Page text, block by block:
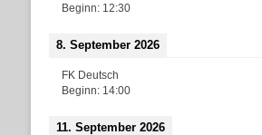
Beginn: 12:30
8. September 2026
FK Deutsch
Beginn: 14:00
11. September 2026